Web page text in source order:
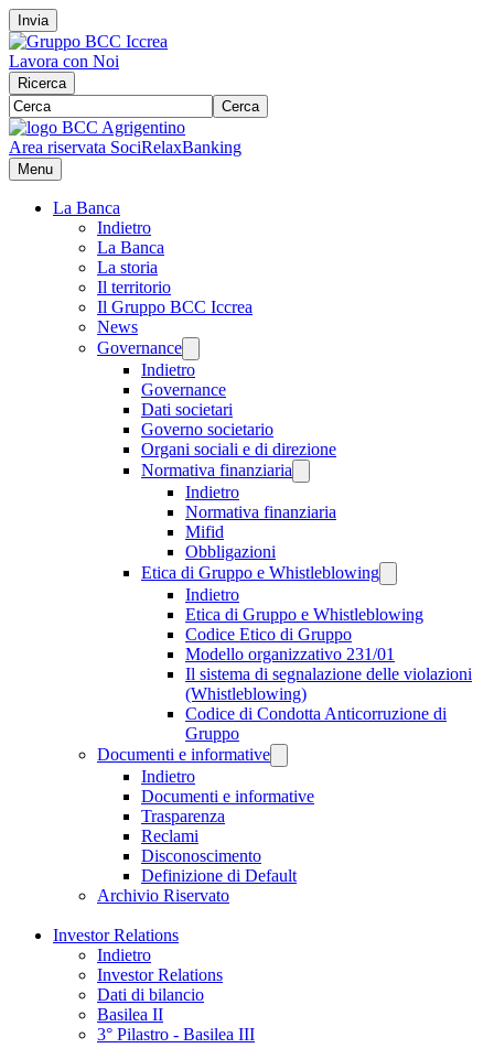
Invia
Lavora con Noi
Ricerca
Cerca
Area riservata SociRelaxBanking
Menu
La Banca
Indietro
La Banca
La storia
Il territorio
Il Gruppo BCC Iccrea
News
Governance
Indietro
Governance
Dati societari
Governo societario
Organi sociali e di direzione
Normativa finanziaria
Indietro
Normativa finanziaria
Mifid
Obbligazioni
Etica di Gruppo e Whistleblowing
Indietro
Etica di Gruppo e Whistleblowing
Codice Etico di Gruppo
Modello organizzativo 231/01
Il sistema di segnalazione delle violazioni
(Whistleblowing)
Codice di Condotta Anticorruzione di
Gruppo
Documenti e informative
Indietro
Documenti e informative
Trasparenza
Reclami
Disconoscimento
Definizione di Default
Archivio Riservato
Investor Relations
Indietro
Investor Relations
Dati di bilancio
Basilea II
3° Pilastro - Basilea III